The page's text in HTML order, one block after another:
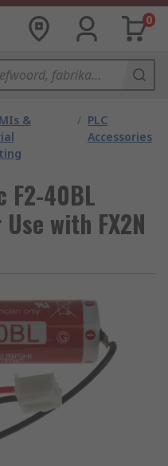
0
&
/ PLC
Accessories
F2-40BL
with FX2N